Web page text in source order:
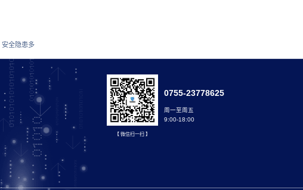
安全隐患多
【 微信扫一扫 】
0755-23778625
周一至周五
9:00-18:00